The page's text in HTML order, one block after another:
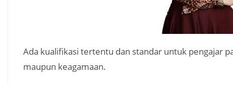
Ada kualifikasi tertentu dan standar untuk pengajar
maupun keagamaan.